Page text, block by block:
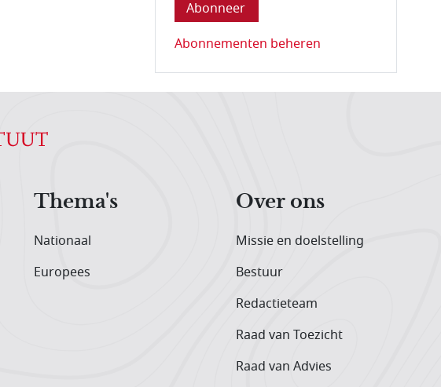
Abonnementen beheren
Thema's
Nationaal
Europees
Over ons
Missie en doelstelling
Bestuur
Redactieteam
Raad van Toezicht
Raad van Advies